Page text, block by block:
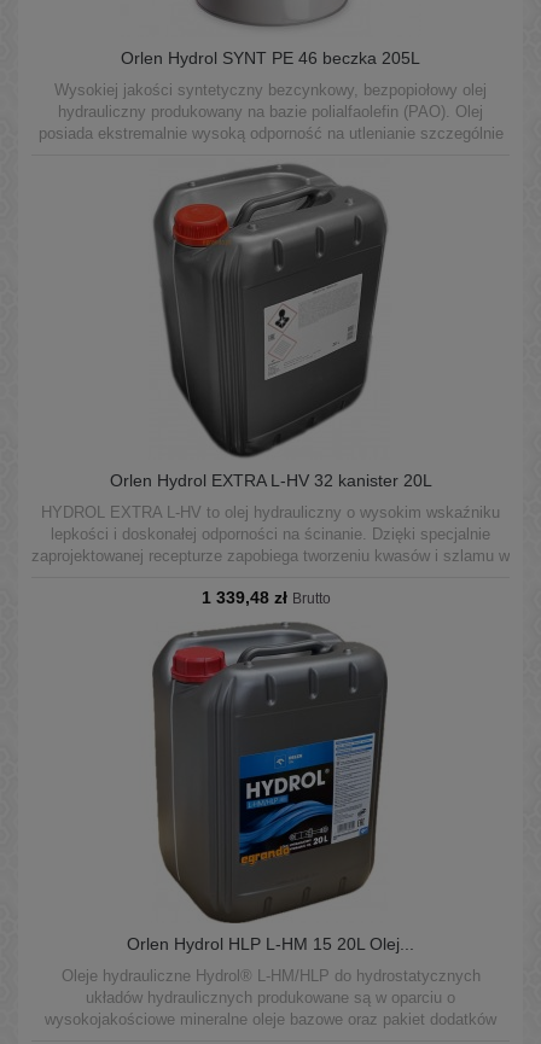
Orlen Hydrol SYNT PE 46 beczka 205L
Wysokiej jakości syntetyczny bezcynkowy, bezpopiołowy olej
hydrauliczny produkowany na bazie polialfaolefin (PAO). Olej
posiada ekstremalnie wysoką odporność na utlenianie szczególnie
Orlen Hydrol EXTRA L-HV 32 kanister 20L
HYDROL EXTRA L-HV to olej hydrauliczny o wysokim wskaźniku
lepkości i doskonałej odporności na ścinanie. Dzięki specjalnie
zaprojektowanej recepturze zapobiega tworzeniu kwasów i szlamu w
pracy i wysokich temperaturach.
1 339,48 zł Brutto
Orlen Hydrol HLP L-HM 15 20L Olej...
Oleje hydrauliczne Hydrol® L-HM/HLP do hydrostatycznych
układów hydraulicznych produkowane są w oparciu o
wysokojakościowe mineralne oleje bazowe oraz pakiet dodatków